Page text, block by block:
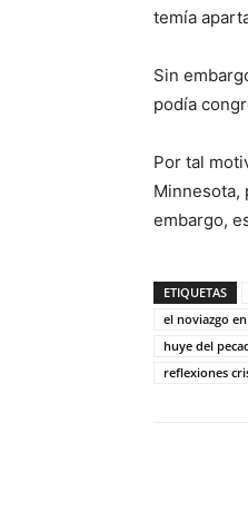
temía
Sin
podía
Por tal
Minnesota,
embargo,
ETIQUETAS
el noviazgo
huye del
reflexiones